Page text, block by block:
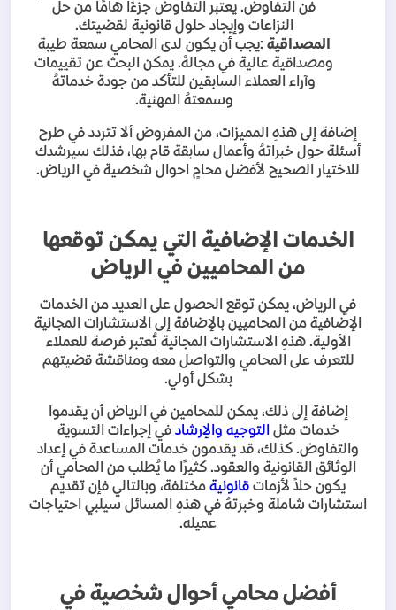
فن التفاوض. يعتبر التفاوض جزءًا هامًا من حل
النزاعات وإيجاد حلول قانونية لقضيتك.
المصداقية :يجب أن يكون لدى المحامي سمعة طيبة
ومصداقية عالية في مجالهُ. يمكن البحث عن تقييمات
وآراء العملاء السابقين للتأكد من جودة خدماتهُ
وسمعتهُ المهنية.
إضافة إلى هذهِ المميزات، من المفروض ألا تتردد في طرح
أسئلة حول خبراتهُ وأعمال سابقة قام بها، فذلك سيرشدك
للاختيار الصحيح لأفضل محامٍ احوال شخصية في الرياض.
الخدمات الإضافية التي يمكن توقعها
من المحاميين في الرياض
في الرياض، يمكن توقع الحصول على العديد من الخدمات
الإضافية من المحاميين بالإضافة إلى الاستشارات المجانية
الأولية. هذهِ الاستشارات المجانية تُعتبر فرصة للعملاء
للتعرف على المحامي والتواصل معه ومناقشة قضيتهم
بشكل أولي.
إضافة إلى ذلك، يمكن للمحامين في الرياض أن يقدموا
خدمات مثلالتوجيه والإرشاد في إجراءات التسوية
والتفاوض. كذلك، قد يقدمون خدمات المساعدة في إعداد
الوثائق القانونية والعقود. كثيرًا ما يُطلب من المحامي أن
يكون حلاً لأزمات قانونية مختلفة، وبالتالي فإن تقديم
استشارات شاملة وخبرتهُ في هذهِ المسائل سيلبي احتياجات
عميله.
أفضل محامي أحوال شخصية في